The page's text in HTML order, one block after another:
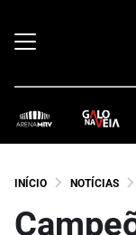
INÍCIO NOTÍCIAS